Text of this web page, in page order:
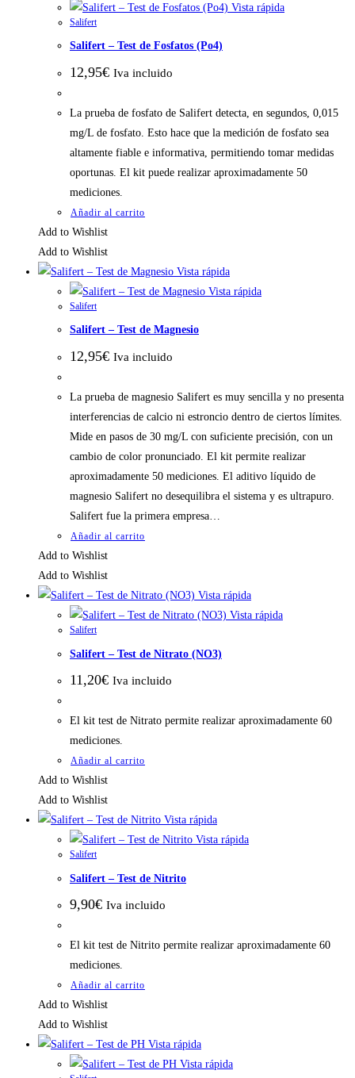
Vista rápida
Salifert
Salifert – Test de Fosfatos (Po4)
12,95€ Iva incluido
La prueba de fosfato de Salifert detecta, en segundos, 0,015
mg/L de fosfato. Esto hace que la medición de fosfato sea
altamente fiable e informativa, permitiendo tomar medidas
oportunas. El kit puede realizar aproximadamente 50
mediciones.
Añadir al carrito
Add to Wishlist
Add to Wishlist
Vista rápida
Vista rápida
Salifert
Salifert – Test de Magnesio
12,95€ Iva incluido
La prueba de magnesio Salifert es muy sencilla y no presenta
interferencias de calcio ni estroncio dentro de ciertos límites.
Mide en pasos de 30 mg/L con suficiente precisión, con un
cambio de color pronunciado. El kit permite realizar
aproximadamente 50 mediciones. El aditivo líquido de
magnesio Salifert no desequilibra el sistema y es ultrapuro.
Salifert fue la primera empresa…
Añadir al carrito
Add to Wishlist
Add to Wishlist
Vista rápida
Vista rápida
Salifert
Salifert – Test de Nitrato (NO3)
11,20€ Iva incluido
El kit test de Nitrato permite realizar aproximadamente 60
mediciones.
Añadir al carrito
Add to Wishlist
Add to Wishlist
Vista rápida
Vista rápida
Salifert
Salifert – Test de Nitrito
9,90€ Iva incluido
El kit test de Nitrito permite realizar aproximadamente 60
mediciones.
Añadir al carrito
Add to Wishlist
Add to Wishlist
Vista rápida
Vista rápida